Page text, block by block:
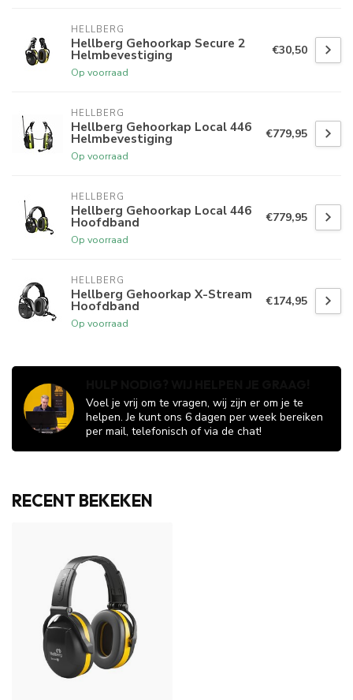
HELLBERG
Hellberg Gehoorkap Secure 2
Helmbevestiging
Op voorraad
€30,50
HELLBERG
Hellberg Gehoorkap Local 446
Helmbevestiging
Op voorraad
€779,95
HELLBERG
Hellberg Gehoorkap Local 446
Hoofdband
Op voorraad
€779,95
HELLBERG
Hellberg Gehoorkap X-Stream
Hoofdband
Op voorraad
€174,95
Voel je vrij om te vragen, wij zijn er om je te
helpen. Je kunt ons 6 dagen per week bereiken
per mail, telefonisch of via de chat!
RECENT BEKEKEN